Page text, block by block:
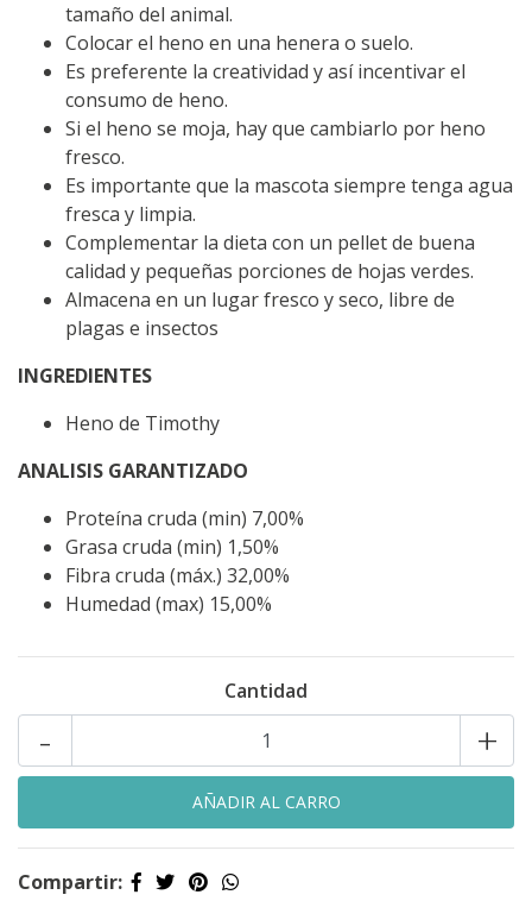
tamaño del animal.
Colocar el heno en una henera o suelo.
Es preferente la creatividad y así incentivar el
consumo de heno.
Si el heno se moja, hay que cambiarlo por heno
fresco.
Es importante que la mascota siempre tenga agua
fresca y limpia.
Complementar la dieta con un pellet de buena
calidad y pequeñas porciones de hojas verdes.
Almacena en un lugar fresco y seco, libre de
plagas e insectos
INGREDIENTES
Heno de Timothy
ANALISIS GARANTIZADO
Proteína cruda (min) 7,00%
Grasa cruda (min) 1,50%
Fibra cruda (máx.) 32,00%
Humedad (max) 15,00%
Cantidad
+
-
Compartir: